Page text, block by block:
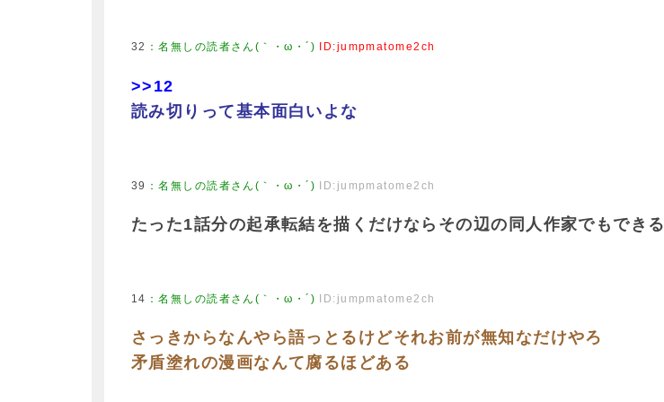
32 ：名無しの読者さん(｀・ω・´) ID:jumpmatome2ch
>>12
読み切りって基本面白いよな
39 ：名無しの読者さん(｀・ω・´) ID:jumpmatome2ch
たった1話分の起承転結を描くだけならその辺の同人作家でもできる
14 ：名無しの読者さん(｀・ω・´) ID:jumpmatome2ch
さっきからなんやら語っとるけどそれお前が無知なだけやろ
矛盾塗れの漫画なんて腐るほどある